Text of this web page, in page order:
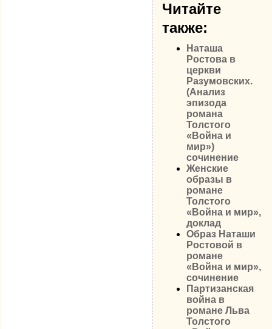
Читайте
также:
Наташа
Ростова в
церкви
Разумовских.
(Анализ
эпизода
романа
Толстого
«Война и
мир»)
сочинение
Женские
образы в
романе
Толстого
«Война и мир»,
доклад
Образ Наташи
Ростовой в
романе
«Война и мир»,
сочинение
Партизанская
война в
романе Льва
Толстого